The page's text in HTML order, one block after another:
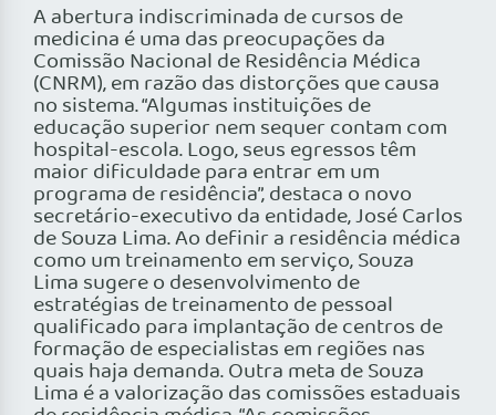
A abertura indiscriminada de cursos de
medicina é uma das preocupações da
Comissão Nacional de Residência Médica
(CNRM), em razão das distorções que causa
no sistema. “Algumas instituições de
educação superior nem sequer contam com
hospital-escola. Logo, seus egressos têm
maior dificuldade para entrar em um
programa de residência”, destaca o novo
secretário-executivo da entidade, José Carlos
de Souza Lima. Ao definir a residência médica
como um treinamento em serviço, Souza
Lima sugere o desenvolvimento de
estratégias de treinamento de pessoal
qualificado para implantação de centros de
formação de especialistas em regiões nas
quais haja demanda. Outra meta de Souza
Lima é a valorização das comissões estaduais